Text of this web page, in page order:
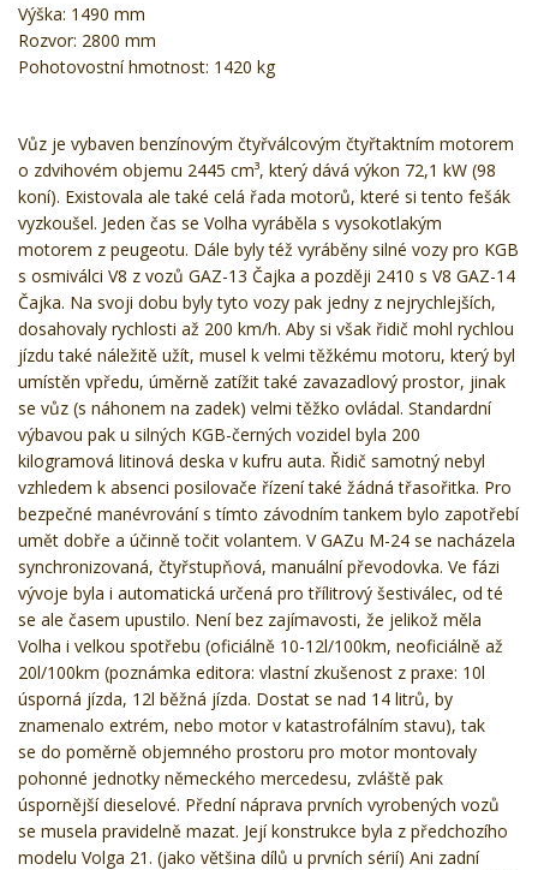
Výška: 1490 mm
Rozvor: 2800 mm
Pohotovostní hmotnost: 1420 kg
Vůz je vybaven benzínovým čtyřválcovým čtyřtaktním motorem
o zdvihovém objemu 2445 cm³, který dává výkon 72,1 kW (98
koní). Existovala ale také celá řada motorů, které si tento fešák
vyzkoušel. Jeden čas se Volha vyráběla s vysokotlakým
motorem z peugeotu. Dále byly též vyráběny silné vozy pro KGB
s osmiválci V8 z vozů GAZ-13 Čajka a později 2410 s V8 GAZ-14
Čajka. Na svoji dobu byly tyto vozy pak jedny z nejrychlejších,
dosahovaly rychlosti až 200 km/h. Aby si však řidič mohl rychlou
jízdu také náležitě užít, musel k velmi těžkému motoru, který byl
umístěn vpředu, úměrně zatížit také zavazadlový prostor, jinak
se vůz (s náhonem na zadek) velmi těžko ovládal. Standardní
výbavou pak u silných KGB-černých vozidel byla 200
kilogramová litinová deska v kufru auta. Řidič samotný nebyl
vzhledem k absenci posilovače řízení také žádná třasořitka. Pro
bezpečné manévrování s tímto závodním tankem bylo zapotřebí
umět dobře a účinně točit volantem. V GAZu M-24 se nacházela
synchronizovaná, čtyřstupňová, manuální převodovka. Ve fázi
vývoje byla i automatická určená pro třílitrový šestiválec, od té
se ale časem upustilo. Není bez zajímavosti, že jelikož měla
Volha i velkou spotřebu (oficiálně 10-12l/100km, neoficiálně až
20l/100km (poznámka editora: vlastní zkušenost z praxe: 10l
úsporná jízda, 12l běžná jízda. Dostat se nad 14 litrů, by
znamenalo extrém, nebo motor v katastrofálním stavu), tak
se do poměrně objemného prostoru pro motor montovaly
pohonné jednotky německého mercedesu, zvláště pak
úspornější dieselové. Přední náprava prvních vyrobených vozů
se musela pravidelně mazat. Její konstrukce byla z předchozího
modelu Volga 21. (jako většina dílů u prvních sérií) Ani zadní